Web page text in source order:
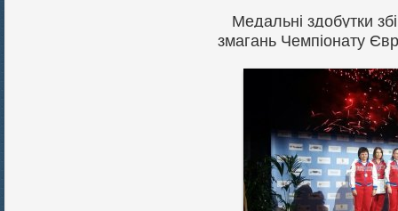
Медальні здобутки
змагань Чемпіонату